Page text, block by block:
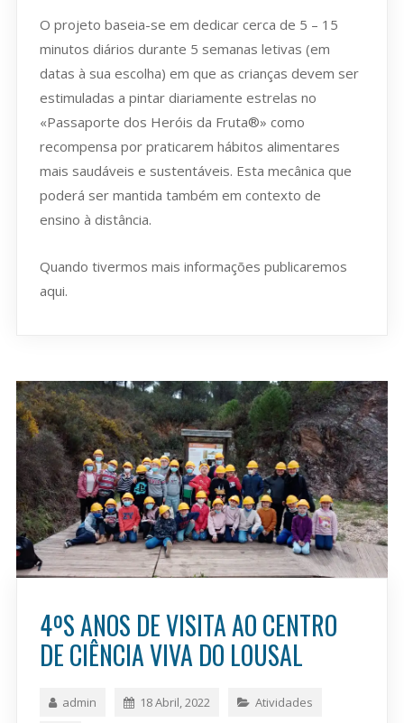
O projeto baseia-se em dedicar cerca de 5 – 15
minutos diários durante 5 semanas letivas (em
datas à sua escolha) em que as crianças devem ser
estimuladas a pintar diariamente estrelas no
«Passaporte dos Heróis da Fruta®» como
recompensa por praticarem hábitos alimentares
mais saudáveis e sustentáveis. Esta mecânica que
poderá ser mantida também em contexto de
ensino à distância.
Quando tivermos mais informações publicaremos
aqui.
4ºS ANOS DE VISITA AO CENTRO
DE CIÊNCIA VIVA DO LOUSAL
admin 18 Abril, 2022 Atividades